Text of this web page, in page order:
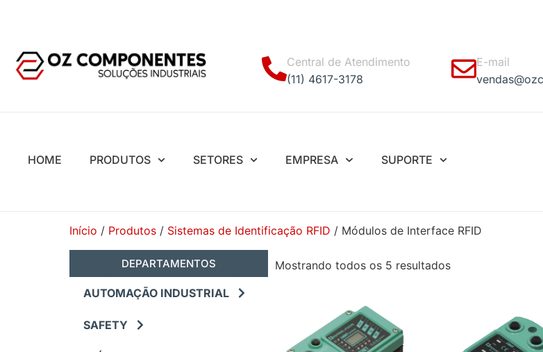
Central de Atendimento
(11) 4617-3178
E-mail
HOME PRODUTOS SETORES EMPRESA SUPORTE
Início / Produtos / Sistemas de Identificação RFID / Módulos de Interface RFID
DEPARTAMENTOS
AUTOMAÇÃO INDUSTRIAL
SAFETY
Mostrando todos os 5 resultados